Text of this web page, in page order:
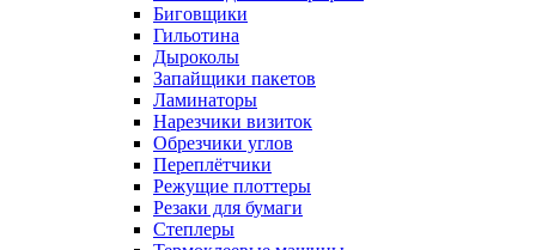
Биговщики
Гильотина
Дыроколы
Запайщики пакетов
Ламинаторы
Нарезчики визиток
Обрезчики углов
Переплётчики
Режущие плоттеры
Резаки для бумаги
Степлеры